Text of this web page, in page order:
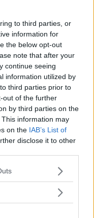
to third parties, or
information for
the below opt-out
note that after your
continue seeing
information utilized by
third parties prior to
out of the further
by third parties on the
This information may
on the IAB’s List of
disclose it to other
one or more Google
You may click to
in below Google